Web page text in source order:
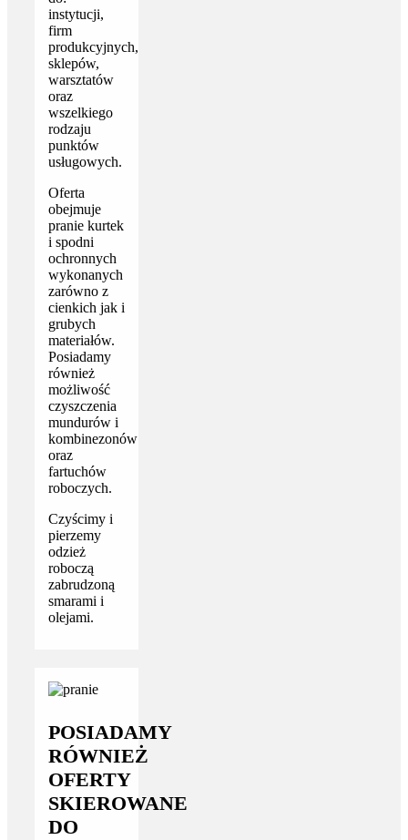
instytucji,
firm
produkcyjnych,
sklepów,
warsztatów
oraz
wszelkiego
rodzaju
punktów
usługowych.
Oferta
obejmuje
pranie kurtek
i spodni
ochronnych
wykonanych
zarówno z
cienkich jak i
grubych
materiałów.
Posiadamy
również
możliwość
czyszczenia
mundurów i
kombinezonów
oraz
fartuchów
roboczych.
Czyścimy i
pierzemy
odzież
roboczą
zabrudzoną
smarami i
olejami.
POSIADAMY
RÓWNIEŻ
OFERTY
SKIEROWANE
DO